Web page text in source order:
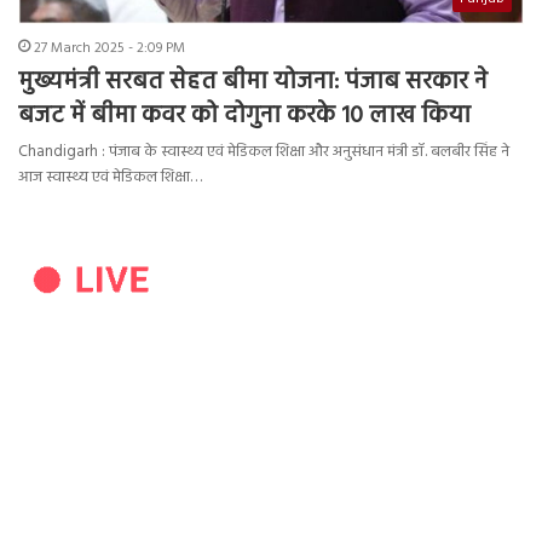
27 March 2025 - 2:09 PM
मुख्यमंत्री सरबत सेहत बीमा योजना: पंजाब सरकार ने
बजट में बीमा कवर को दोगुना करके 10 लाख किया
Chandigarh : पंजाब के स्वास्थ्य एवं मेडिकल शिक्षा और अनुसंधान मंत्री डॉ. बलबीर सिंह ने
आज स्वास्थ्य एवं मेडिकल शिक्षा…